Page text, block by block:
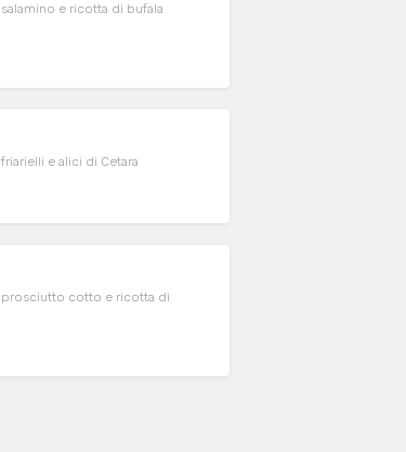
e ricotta di bufala
e alici di Cetara
prosciutto cotto e ricotta di